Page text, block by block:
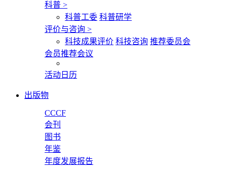
科普 >
科普工委 科普研学
评价与咨询 >
科技成果评价 科技咨询 推荐委员会
会员推荐会议
活动日历
出版物
CCCF
会刊
图书
年鉴
年度发展报告